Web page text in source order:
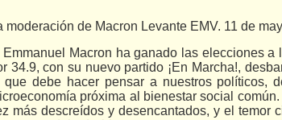
moderación de Macron Levante EMV. 11 de
Emmanuel Macron ha ganado las elecciones
34.9, con su nuevo partido ¡En Marcha!,
que debe hacer pensar a nuestros políticos,
próxima al bienestar social común.
más descreídos y desencantados, y el temor